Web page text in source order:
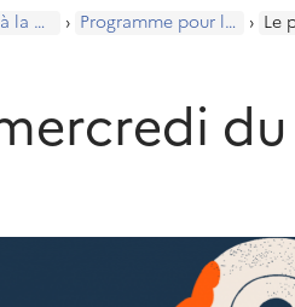
Evénements à la médiathèque › Programme pour les enfants › Le